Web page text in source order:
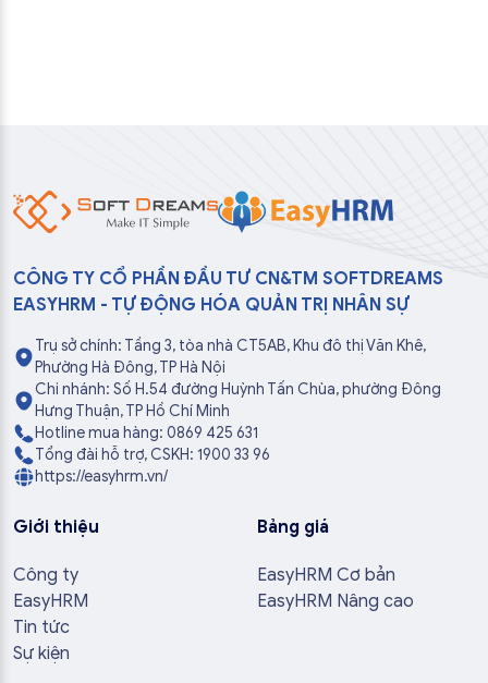
CÔNG TY CỔ PHẦN ĐẦU TƯ CN&TM SOFTDREAMS
EASYHRM - TỰ ĐỘNG HÓA QUẢN TRỊ NHÂN SỰ
Trụ sở chính: Tầng 3, tòa nhà CT5AB, Khu đô thị Văn Khê,
Phường Hà Đông, TP Hà Nội
Chi nhánh: Số H.54 đường Huỳnh Tấn Chùa, phường Đông
Hưng Thuận, TP Hồ Chí Minh
Hotline mua hàng: 0869 425 631
Tổng đài hỗ trợ, CSKH: 1900 33 96
https://easyhrm.vn/
Giới thiệu
Công ty
EasyHRM
Tin tức
Sự kiện
Bảng giá
EasyHRM Cơ bản
EasyHRM Nâng cao